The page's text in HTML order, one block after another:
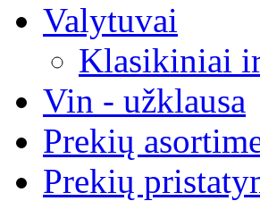
Valytuvai
Klasikiniai
Vin - užklausa
Prekių
Prekių